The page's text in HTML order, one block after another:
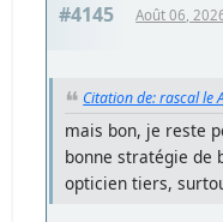
#4145 Août 06,
Citation de: rascal le
mais bon, je reste
bonne stratégie de
opticien tiers,